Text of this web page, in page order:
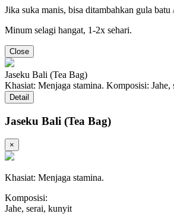
Jika suka manis, bisa ditambahkan gula batu
Minum selagi hangat, 1-2x sehari.
Close
Jaseku Bali (Tea Bag)
Khasiat: Menjaga stamina. Komposisi:
Detail
Jaseku Bali (Tea Bag)
×
Khasiat: Menjaga stamina.
Komposisi:
Jahe, serai, kunyit